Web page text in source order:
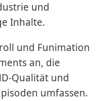
und
Inhalte.
und Funimation
an, die
Qualität und
umfassen.